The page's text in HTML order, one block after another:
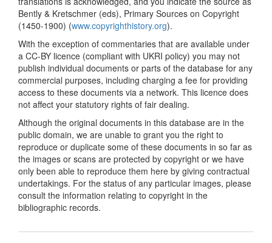
Bently & Kretschmer (eds), Primary Sources on Copyright
(1450-1900) (www.copyrighthistory.org).
With the exception of commentaries that are available under
a CC-BY licence (compliant with UKRI policy) you may not
publish individual documents or parts of the database for any
commercial purposes, including charging a fee for providing
access to these documents via a network. This licence does
not affect your statutory rights of fair dealing.
Although the original documents in this database are in the
public domain, we are unable to grant you the right to
reproduce or duplicate some of these documents in so far as
the images or scans are protected by copyright or we have
only been able to reproduce them here by giving contractual
undertakings. For the status of any particular images, please
consult the information relating to copyright in the
bibliographic records.